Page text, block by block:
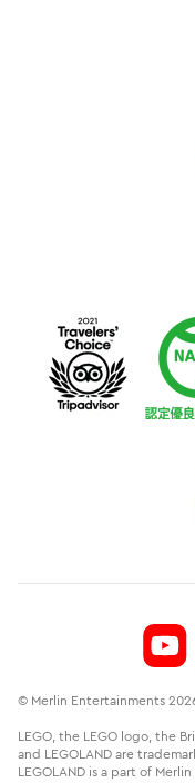
© Merlin Entertainments
LEGO, the LEGO logo, the
and LEGOLAND are
LEGOLAND is a part of